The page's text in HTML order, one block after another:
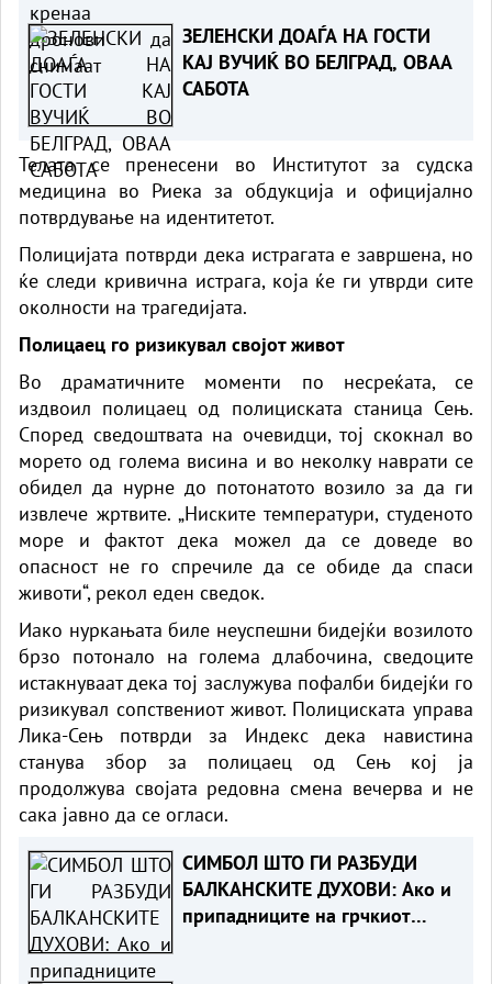
ЗЕЛЕНСКИ ДОАЃА НА ГОСТИ
КАЈ ВУЧИЌ ВО БЕЛГРАД, ОВАА
САБОТА
Телата се пренесени во Институтот за судска
медицина во Риека за обдукција и официјално
потврдување на идентитетот.
Полицијата потврди дека истрагата е завршена, но
ќе следи кривична истрага, која ќе ги утврди сите
околности на трагедијата.
Полицаец го ризикувал својот живот
Во драматичните моменти по несреќата, се
издвоил полицаец од полициската станица Сењ.
Според сведоштвата на очевидци, тој скокнал во
морето од голема висина и во неколку наврати се
обидел да нурне до потонатото возило за да ги
извлече жртвите. „Ниските температури, студеното
море и фактот дека можел да се доведе во
опасност не го спречиле да се обиде да спаси
животи“, рекол еден сведок.
Иако нуркањата биле неуспешни бидејќи возилото
брзо потонало на голема длабочина, сведоците
истакнуваат дека тој заслужува пофалби бидејќи го
ризикувал сопствениот живот. Полициската управа
Лика-Сењ потврди за Индекс дека навистина
станува збор за полицаец од Сењ кој ја
продолжува својата редовна смена вечерва и не
сака јавно да се огласи.
СИМБОЛ ШТО ГИ РАЗБУДИ
БАЛКАНСКИТЕ ДУХОВИ: Ако и
припадниците на грчкиот